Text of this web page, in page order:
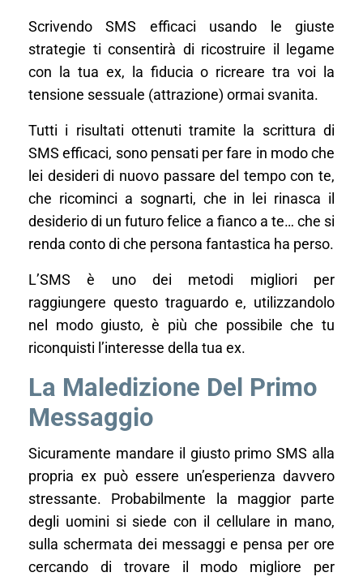
Scrivendo SMS efficaci usando le giuste
strategie ti consentirà di ricostruire il legame
con la tua ex, la fiducia o ricreare tra voi la
tensione sessuale (attrazione) ormai svanita.
Tutti i risultati ottenuti tramite la scrittura di
SMS efficaci, sono pensati per fare in modo che
lei desideri di nuovo passare del tempo con te,
che ricominci a sognarti, che in lei rinasca il
desiderio di un futuro felice a fianco a te… che si
renda conto di che persona fantastica ha perso.
L’SMS è uno dei metodi migliori per
raggiungere questo traguardo e, utilizzandolo
nel modo giusto, è più che possibile che tu
riconquisti l’interesse della tua ex.
La Maledizione Del Primo
Messaggio
Sicuramente mandare il giusto primo SMS alla
propria ex può essere un’esperienza davvero
stressante. Probabilmente la maggior parte
degli uomini si siede con il cellulare in mano,
sulla schermata dei messaggi e pensa per ore
cercando di trovare il modo migliore per